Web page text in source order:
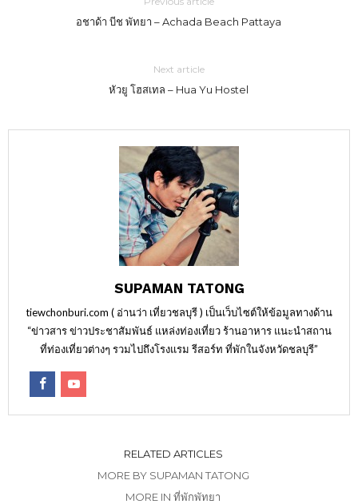
อชาด้า บีช พัทยา – Achada Beach Pattaya
Next article
หัวยู โฮสเทล – Hua Yu Hostel
SUPAMAN TATONG
tiewchonburi.com ( อ่านว่า เที่ยวชลบุรี ) เป็นเว็บไซต์ให้ข้อมูลทางด้าน
“ข่าวสาร ข่าวประชาสัมพันธ์ แหล่งท่องเที่ยว ร้านอาหาร แนะนำสถาน
ที่ท่องเที่ยวต่างๆ รวมไปถึงโรงแรม รีสอร์ท ที่พักในจังหวัดชลบุรี”
RELATED ARTICLES
MORE BY SUPAMAN TATONG
MORE IN ที่พักพัทยา